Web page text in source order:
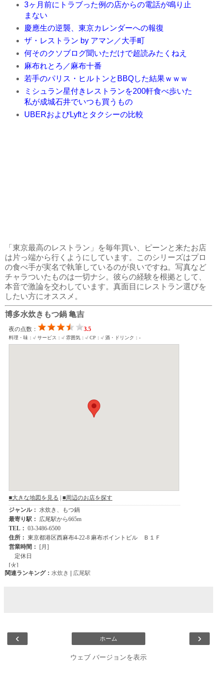
3ヶ月前にトラブった例の店からの電話が鳴り止
まない
慶應生の逆襲、東京カレンダーへの報復
ザ・レストラン by アマン／大手町
何そのクソブログ聞いただけで超読みたくねえ
麻布れとろ／麻布十番
若手のパリス・ヒルトンとBBQした結果ｗｗｗ
ミシュラン星付きレストランを200軒食べ歩いた
私が成城石井でいつも買うもの
UBERおよびLyftとタクシーの比較
「東京最高のレストラン」を毎年買い、ピーンと来たお店
は片っ端から行くようにしています。このシリーズはプロ
の食べ手が実名で執筆しているのが良いですね。写真など
チャラついたものは一切ナシ。彼らの経験を根拠として、
本音で激論を交わしています。真面目にレストラン選びを
したい方にオススメ。
博多水炊きもつ鍋 亀吉
関連ランキング： 水炊き 広尾駅
‹ ›
ホーム
ウェブ バージョンを表示